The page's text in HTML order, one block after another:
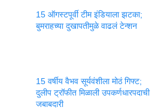
15 ऑगस्टपूर्वी टीम इंडियाला झटका;
बुमराहच्या दुखापतीमुळे वाढलं टेन्शन
15 वर्षीय वैभव सूर्यवंशीला मोठं गिफ्ट;
दुलीप ट्रॉफीत मिळाली उपकर्णधारपदाची
जबाबदारी